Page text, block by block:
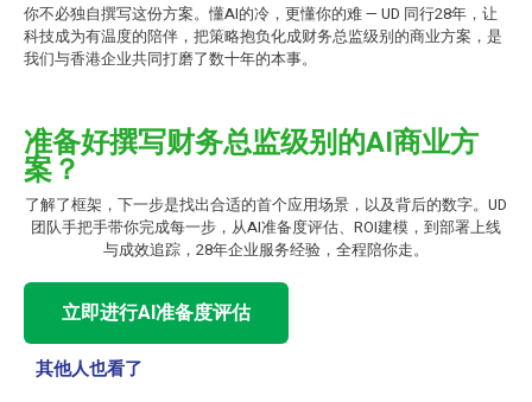
你不必独自撰写这份方案。懂AI的冷，更懂你的难 — UD 同行28年，让
科技成为有温度的陪伴，把策略抱负化成财务总监级别的商业方案，是
我们与香港企业共同打磨了数十年的本事。
准备好撰写财务总监级别的AI商业方
案？
了解了框架，下一步是找出合适的首个应用场景，以及背后的数字。UD
团队手把手带你完成每一步，从AI准备度评估、ROI建模，到部署上线
与成效追踪，28年企业服务经验，全程陪你走。
立即进行AI准备度评估
其他人也看了